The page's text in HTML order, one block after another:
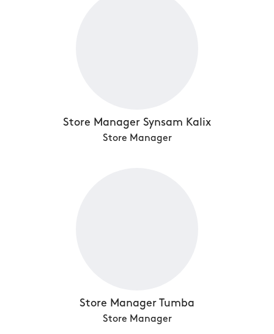
Store Manager Synsam Kalix
Store Manager
Store Manager Tumba
Store Manager